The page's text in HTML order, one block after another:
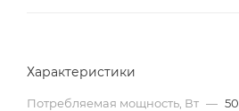
Характеристики
Потребляемая мощность, Вт — 50